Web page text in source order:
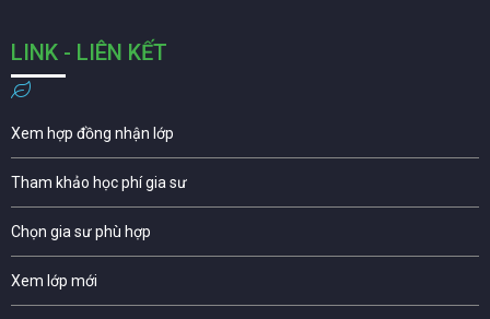
LINK - LIÊN KẾT
Xem hợp đồng nhận lớp
Tham khảo học phí gia sư
Chọn gia sư phù hợp
Xem lớp mới